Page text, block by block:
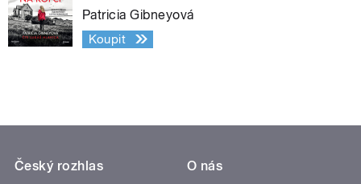
Patricia Gibneyová
Koupit
Český rozhlas
O nás